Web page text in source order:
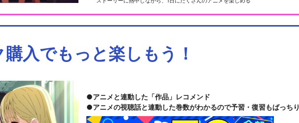
入でもっと楽しもう！
アニメと連動した「作品」レコメンド
アニメの視聴話と連動した巻数がわかるので予習・復習もばっちり